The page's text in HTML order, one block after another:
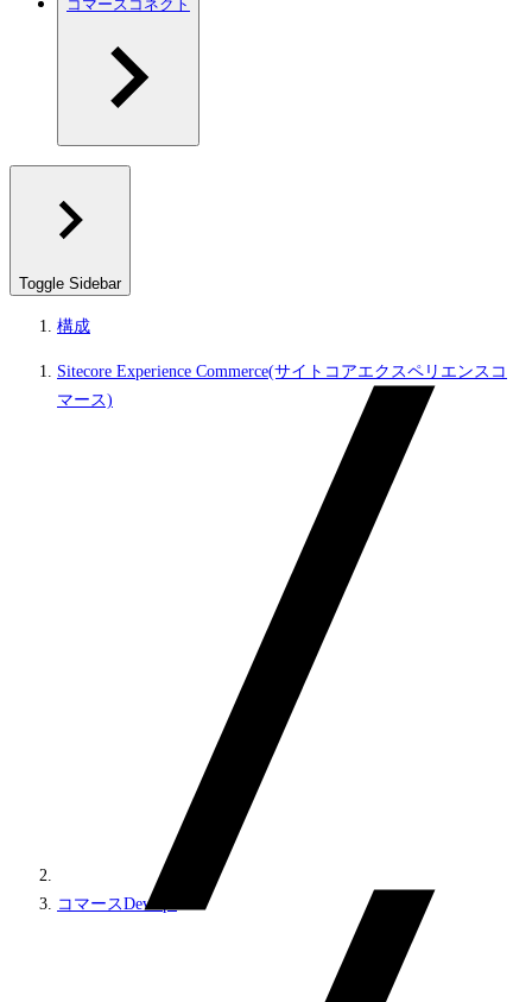
コマースコネクト
Toggle Sidebar
構成
Sitecore Experience Commerce(サイトコアエクスペリエンスコ
マース)
コマースDevOps